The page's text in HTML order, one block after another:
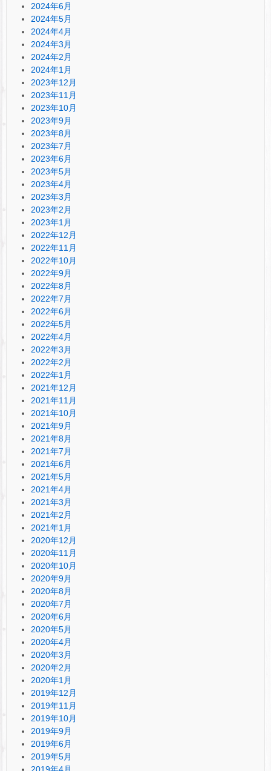
2024年6月
2024年5月
2024年4月
2024年3月
2024年2月
2024年1月
2023年12月
2023年11月
2023年10月
2023年9月
2023年8月
2023年7月
2023年6月
2023年5月
2023年4月
2023年3月
2023年2月
2023年1月
2022年12月
2022年11月
2022年10月
2022年9月
2022年8月
2022年7月
2022年6月
2022年5月
2022年4月
2022年3月
2022年2月
2022年1月
2021年12月
2021年11月
2021年10月
2021年9月
2021年8月
2021年7月
2021年6月
2021年5月
2021年4月
2021年3月
2021年2月
2021年1月
2020年12月
2020年11月
2020年10月
2020年9月
2020年8月
2020年7月
2020年6月
2020年5月
2020年4月
2020年3月
2020年2月
2020年1月
2019年12月
2019年11月
2019年10月
2019年9月
2019年6月
2019年5月
2019年4月